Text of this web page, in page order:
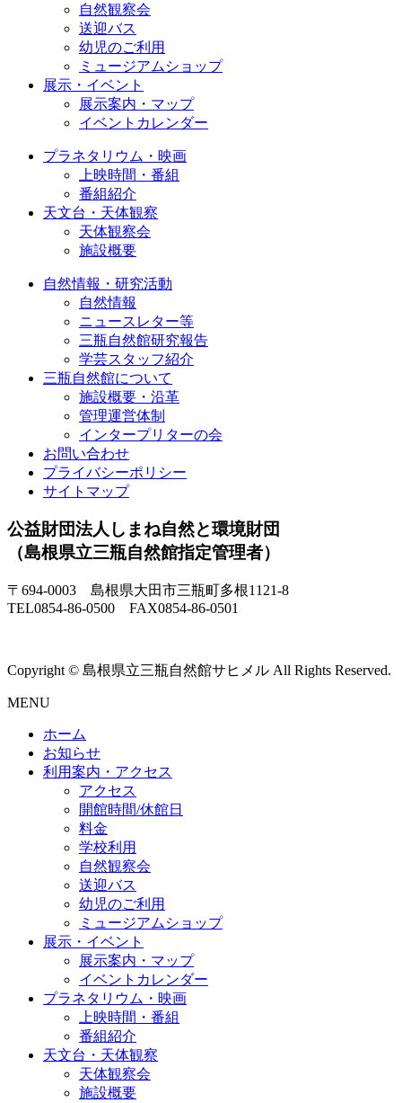
自然観察会
送迎バス
幼児のご利用
ミュージアムショップ
展示・イベント
展示案内・マップ
イベントカレンダー
プラネタリウム・映画
上映時間・番組
番組紹介
天文台・天体観察
天体観察会
施設概要
自然情報・研究活動
自然情報
ニュースレター等
三瓶自然館研究報告
学芸スタッフ紹介
三瓶自然館について
施設概要・沿革
管理運営体制
インタープリターの会
お問い合わせ
プライバシーポリシー
サイトマップ
公益財団法人しまね自然と環境財団
（島根県立三瓶自然館指定管理者）
〒694-0003 島根県大田市三瓶町多根1121-8
TEL0854-86-0500 FAX0854-86-0501
Copyright © 島根県立三瓶自然館サヒメル All Rights Reserved.
MENU
ホーム
お知らせ
利用案内・アクセス
アクセス
開館時間/休館日
料金
学校利用
自然観察会
送迎バス
幼児のご利用
ミュージアムショップ
展示・イベント
展示案内・マップ
イベントカレンダー
プラネタリウム・映画
上映時間・番組
番組紹介
天文台・天体観察
天体観察会
施設概要